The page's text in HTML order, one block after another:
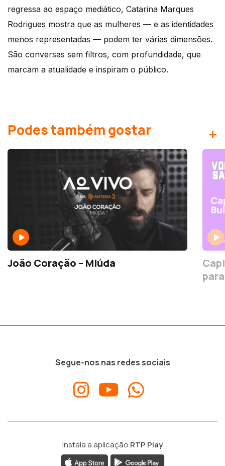
regressa ao espaço mediático, Catarina Marques
Rodrigues mostra que as mulheres — e as identidades
menos representadas — podem ter várias dimensões.
São conversas sem filtros, com profundidade, que
marcam a atualidade e inspiram o público.
Podes também gostar +
João Coração – Miúda
Segue-nos nas redes sociais
Instala a aplicação RTP Play